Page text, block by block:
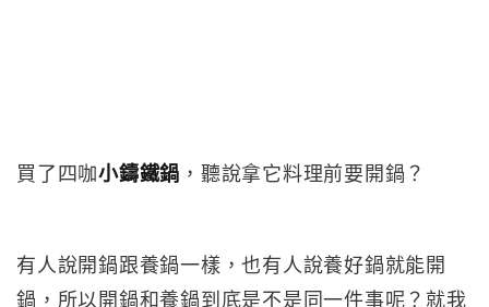
買了四咖小鑄鐵鍋 ，聽說拿它料理前要開鍋？
有人說開鍋跟養鍋一樣，也有人說養好鍋就能開
鍋，所以開鍋和養鍋到底是不是同一件事呢？就我